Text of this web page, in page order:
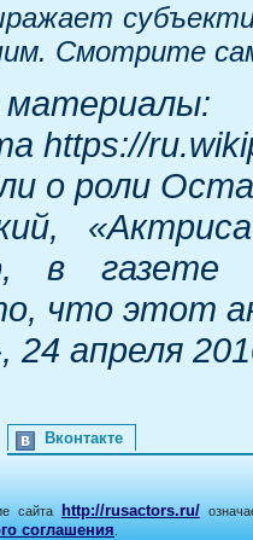
Смотрите
материалы:
https://
о роли
в газете
что этот
апреля
Вконтакте
сайта http://rusactors.ru/
соглашения